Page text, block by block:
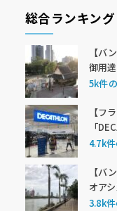
総合ランキン
【バ
御用
5k件
【フ
「
4.7k
【バ
オア
3.8k